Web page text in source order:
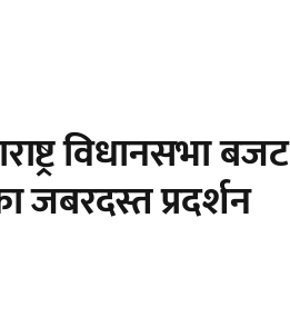
विधानसभा बजट
प्रदर्शन